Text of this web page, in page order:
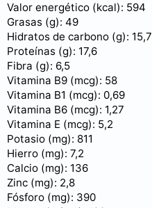
Valor energético (kcal): 594
Grasas (g): 49
Hidratos de carbono (g): 15,7
Proteínas (g): 17,6
Fibra (g): 6,5
Vitamina B9 (mcg): 58
Vitamina B1 (mcg): 0,69
Vitamina B6 (mcg): 1,27
Vitamina E (mcg): 5,2
Potasio (mg): 811
Hierro (mg): 7,2
Calcio (mg): 136
Zinc (mg): 2,8
Fósforo (mg): 390